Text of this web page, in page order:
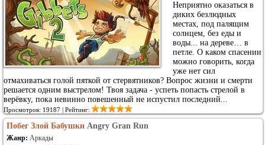
Неприятно оказаться в
диких безлюдных
местах, под палящим
солнцем, без еды и
воды... на дереве… в
петле. О каком спасении
можно говорить, когда
уже нет сил
отмахиваться голой пяткой от стервятников? Вопрос жизни и смерти
решается одним выстрелом! Твоя задача - успеть попасть стрелой в
верёвку, пока невинно повешенный не испустил последний...
Просмотров: 19187 | Рейтинг:
Побег Злой Бабушки Angry Gran Run
Жанр: Аркады